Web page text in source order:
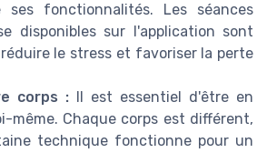
fonctionnalités. Les séances
disponibles sur l'application sont
le stress et favoriser la perte
corps :
Il est essentiel d'être en
même. Chaque corps est différent,
technique fonctionne pour un